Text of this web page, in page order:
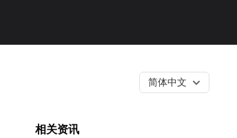
简体中文
相关资讯